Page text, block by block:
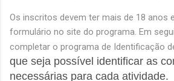
Os inscritos devem ter mais de 18 anos
formulário no site do programa. Em
completar o programa de Identificação
que seja possível identificar as
necessárias para cada atividade.